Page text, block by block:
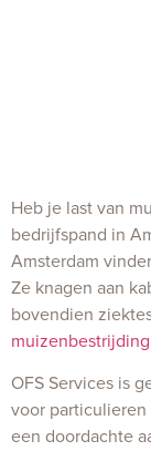
Heb je last van
bedrijfspand in
Amsterdam
Ze knagen aan
bovendien
muizenbestrijding
OFS Services is
voor
een doordachte